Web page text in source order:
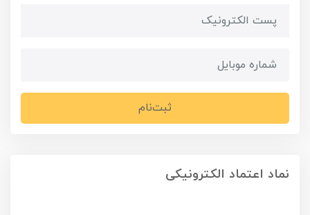
ثبت‌نام
نماد اعتماد الکترونیکی